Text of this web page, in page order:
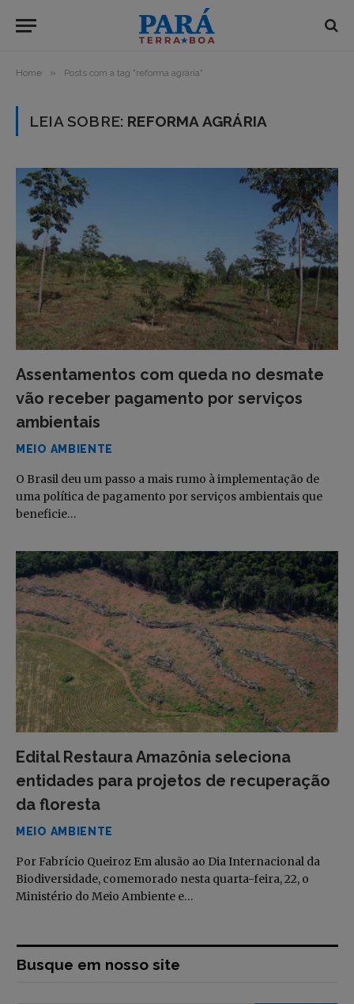
Home » Posts com a tag "reforma agrária"
LEIA SOBRE: REFORMA AGRÁRIA
Assentamentos com queda no desmate
vão receber pagamento por serviços
ambientais
MEIO AMBIENTE
O Brasil deu um passo a mais rumo à implementação de
uma política de pagamento por serviços ambientais que
beneficie…
Edital Restaura Amazônia seleciona
entidades para projetos de recuperação
da floresta
MEIO AMBIENTE
Por Fabrício Queiroz Em alusão ao Dia Internacional da
Biodiversidade, comemorado nesta quarta-feira, 22, o
Ministério do Meio Ambiente e…
Busque em nosso site